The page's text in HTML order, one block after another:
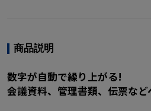
商品説明
数字が自動で繰り上がる!
会議資料、管理書類、伝票な